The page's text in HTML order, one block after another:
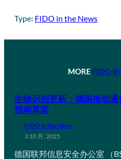
Type: FIDO in the News
MORE FIDO
生物识别更新：德国推动
指南草案
FIDO in the News
3 10 月, 2025
德国联邦信息安全办公室 （